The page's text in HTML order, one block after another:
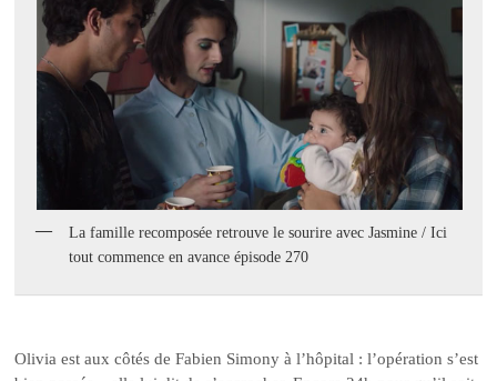
La famille recomposée retrouve le sourire avec Jasmine / Ici
tout commence en avance épisode 270
Olivia est aux côtés de Fabien Simony à l’hôpital : l’opération s’est